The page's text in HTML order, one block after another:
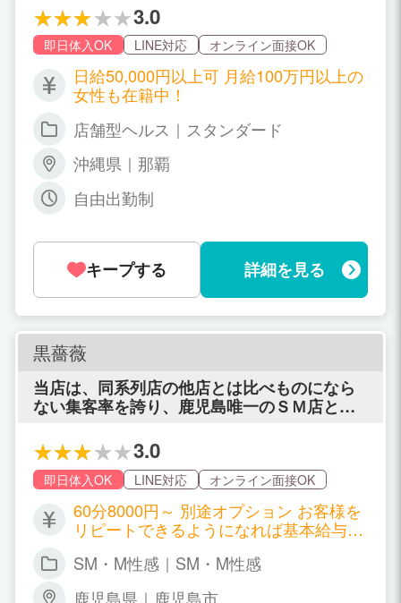
3.0
即日体入OK LINE対応 オンライン面接OK
日給50,000円以上可 月給100万円以上の
女性も在籍中！
店舗型ヘルス｜スタンダード
沖縄県｜那覇
自由出勤制
キープする 詳細を見る
黒薔薇
当店は、同系列店の他店とは比べものになら
ない集客率を誇り、鹿児島唯一のＳＭ店とし
たりのお給料も業界最高水準！黒薔薇で「新
しい私」を見つけてみませんか？
3.0
即日体入OK LINE対応 オンライン面接OK
60分8000円～ 別途オプション お客様を
リピートできるようになれば基本給与が
SM・M性感｜SM・M性感
鹿児島県｜鹿児島市